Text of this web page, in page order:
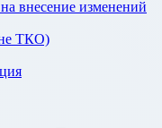
внесение изменений
ТКО)